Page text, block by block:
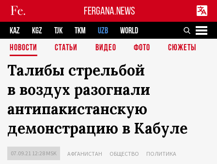
FERGANA.NEWS
KAZ KGZ TJK TKM UZB
WORLD
НОВОСТИ
СТАТЬИ ВИДЕО ФОТО СЮЖЕТЫ
Талибы стрельбой
в воздух разогнали
антипакистанскую
демонстрацию в Кабуле
07.09.21 12:28 MSK АФГАНИСТАН ОБЩЕСТВО ПОЛИТИКА